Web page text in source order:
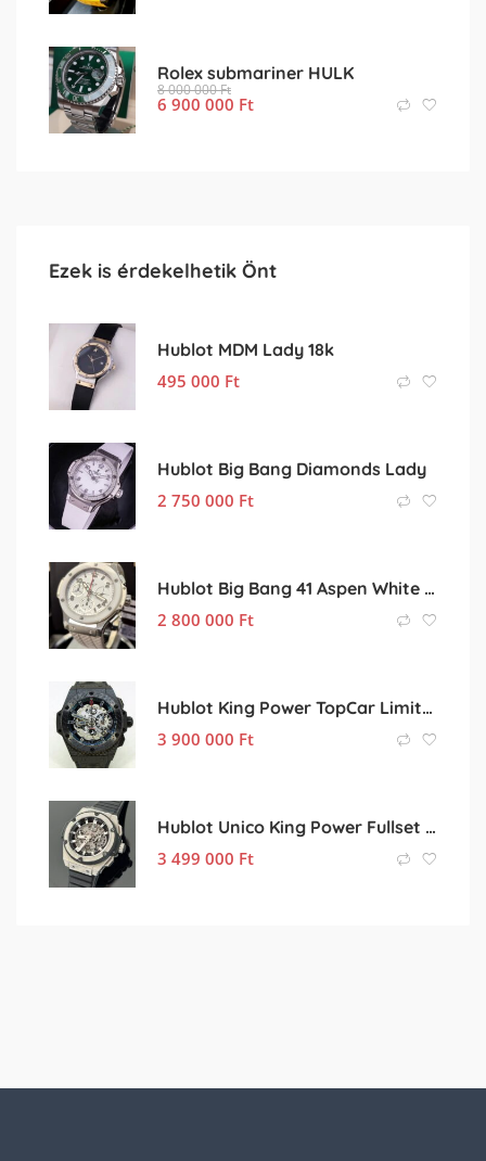
Rolex submariner HULK
8 000 000Ft
6 900 000 Ft
Ezek is érdekelhetik Önt
Hublot MDM Lady 18k
495 000 Ft
Hublot Big Bang Diamonds Lady
2 750 000 Ft
Hublot Big Bang 41 Aspen White kompletten
2 800 000 Ft
Hublot King Power TopCar Limited Edition
3 900 000 Ft
Hublot Unico King Power Fullset 48mm
3 499 000 Ft